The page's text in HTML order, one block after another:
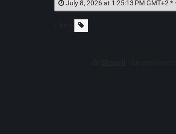
July 8, 2026 at 1:25:13 PM GMT+2 * ·